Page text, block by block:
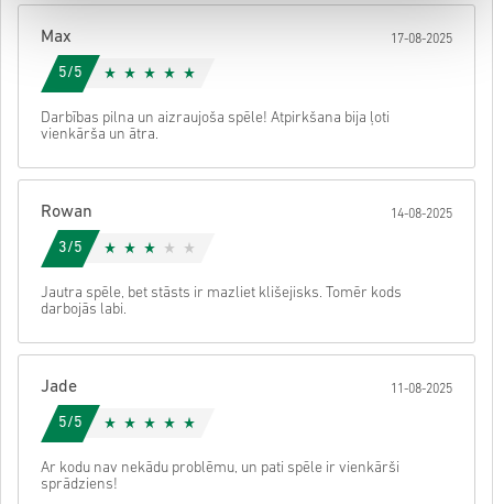
Max 17-08-2025
5/5
Darbības pilna un aizraujoša spēle! Atpirkšana bija ļoti
vienkārša un ātra.
Rowan 14-08-2025
3/5
Jautra spēle, bet stāsts ir mazliet klišejisks. Tomēr kods
darbojās labi.
Jade 11-08-2025
5/5
Ar kodu nav nekādu problēmu, un pati spēle ir vienkārši
sprādziens!